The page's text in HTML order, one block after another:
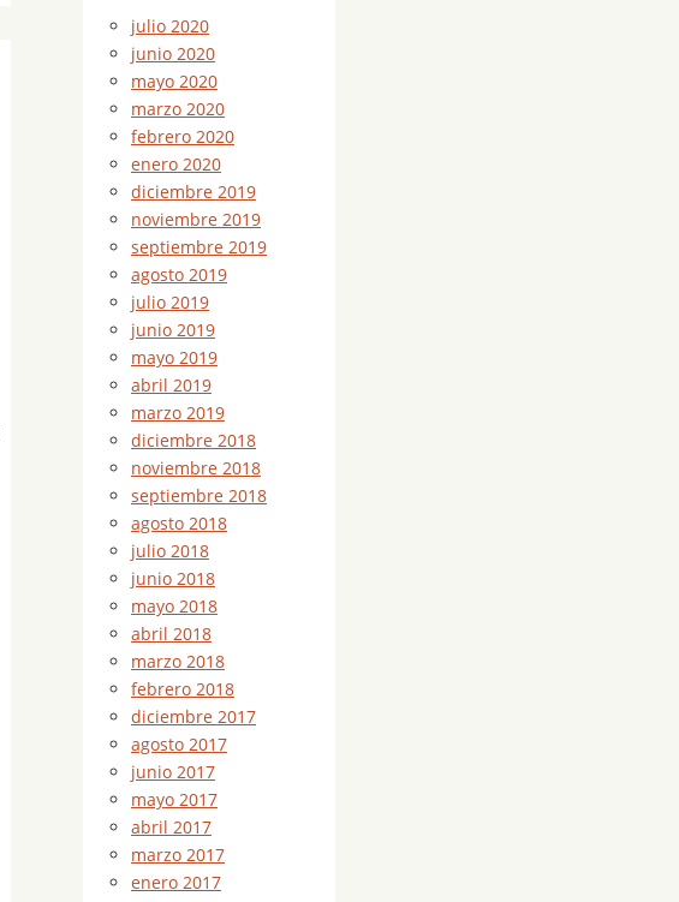
julio 2020
junio 2020
mayo 2020
marzo 2020
febrero 2020
enero 2020
diciembre 2019
noviembre 2019
septiembre 2019
agosto 2019
julio 2019
junio 2019
mayo 2019
abril 2019
marzo 2019
diciembre 2018
noviembre 2018
septiembre 2018
agosto 2018
julio 2018
junio 2018
mayo 2018
abril 2018
marzo 2018
febrero 2018
diciembre 2017
agosto 2017
junio 2017
mayo 2017
abril 2017
marzo 2017
enero 2017